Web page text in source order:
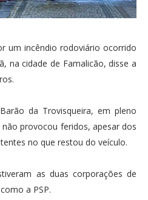
um incêndio rodoviário ocorrido
na cidade de Famalicão, disse a
da Trovisqueira, em pleno
provocou feridos, apesar dos
no que restou do veículo.
as duas corporações de
a PSP.